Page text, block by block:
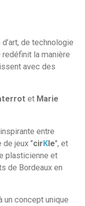
de technologie
la manière
avec des
et Marie
entre
de jeux "cirKle", et
plasticienne et
de Bordeaux en
un concept unique